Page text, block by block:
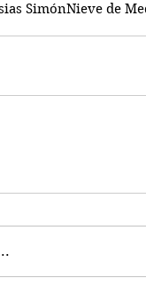
SimónNieve de